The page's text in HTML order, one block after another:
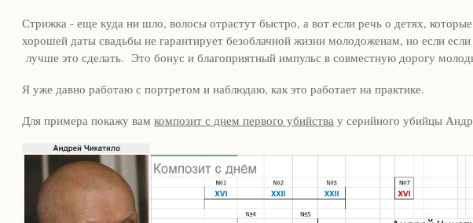
Стрижка - еще куда ни шло, волосы отрастут быстро, а вот если речь о детях,
хорошей даты свадьбы не гарантирует безоблачной жизни молодоженам, но если
лучше это сделать. Это бонус и благоприятный импульс в совместную дорогу
Я уже давно работаю с портретом и наблюдаю, как это работает на практике.
Для примера покажу вамкомпозит с днем первого убийства у серийного убийцы